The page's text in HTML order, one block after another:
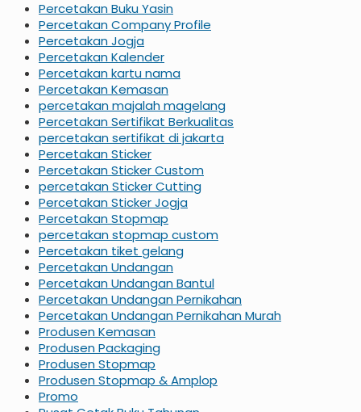
Percetakan Buku Yasin
Percetakan Company Profile
Percetakan Jogja
Percetakan Kalender
Percetakan kartu nama
Percetakan Kemasan
percetakan majalah magelang
Percetakan Sertifikat Berkualitas
percetakan sertifikat di jakarta
Percetakan Sticker
Percetakan Sticker Custom
percetakan Sticker Cutting
Percetakan Sticker Jogja
Percetakan Stopmap
percetakan stopmap custom
Percetakan tiket gelang
Percetakan Undangan
Percetakan Undangan Bantul
Percetakan Undangan Pernikahan
Percetakan Undangan Pernikahan Murah
Produsen Kemasan
Produsen Packaging
Produsen Stopmap
Produsen Stopmap & Amplop
Promo